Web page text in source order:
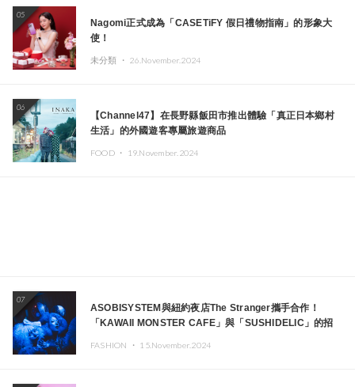
05
Nagomi正式成為「CASETiFY 假日禮物指南」的形象大
使！
未分類 ・ 26.November.2024
06
【Channel47】在長野縣飯田市推出體驗「真正日本鄉村
生活」的外國遊客專屬旅遊商品
FOOD ・ 19.November.2024
07
ASOBISYSTEM與紐約夜店The Stranger攜手合作！
「KAWAII MONSTER CAFE」與「SUSHIDELIC」的招
FASHION ・ 15.November.2024